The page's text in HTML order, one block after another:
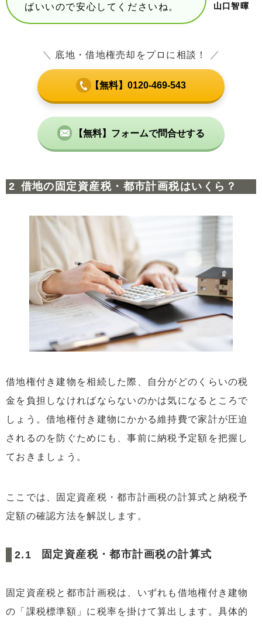
山口智暉
ばいいので安心してくださいね。
＼ 底地・借地権売却をプロに相談！ ／
【無料】0120-469-543
【無料】フォームで問合せする
借地の固定資産税・都市計画税はいくら？
借地権付き建物を相続した際、自分がどのくらいの税
金を負担しなければならないのかは気になるところで
しょう。借地権付き建物にかかる維持費で家計が圧迫
されるのを防ぐためにも、事前に納税予定額を把握し
ておきましょう。
ここでは、固定資産税・都市計画税の計算式と納税予
定額の確認方法を解説します。
固定資産税・都市計画税の計算式
固定資産税と都市計画税は、いずれも借地権付き建物
の「課税標準額」に税率を掛けて算出します。具体的